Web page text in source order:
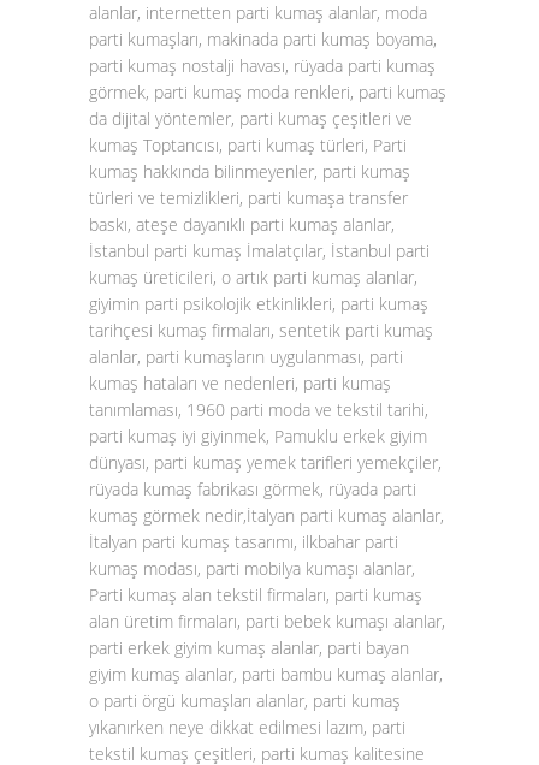
alanlar, internetten parti kumaş alanlar, moda
parti kumaşları, makinada parti kumaş boyama,
parti kumaş nostalji havası, rüyada parti kumaş
görmek, parti kumaş moda renkleri, parti kumaş
da dijital yöntemler, parti kumaş çeşitleri ve
kumaş Toptancısı, parti kumaş türleri, Parti
kumaş hakkında bilinmeyenler, parti kumaş
türleri ve temizlikleri, parti kumaşa transfer
baskı, ateşe dayanıklı parti kumaş alanlar,
İstanbul parti kumaş İmalatçılar, İstanbul parti
kumaş üreticileri, o artık parti kumaş alanlar,
giyimin parti psikolojik etkinlikleri, parti kumaş
tarihçesi kumaş firmaları, sentetik parti kumaş
alanlar, parti kumaşların uygulanması, parti
kumaş hataları ve nedenleri, parti kumaş
tanımlaması, 1960 parti moda ve tekstil tarihi,
parti kumaş iyi giyinmek, Pamuklu erkek giyim
dünyası, parti kumaş yemek tarifleri yemekçiler,
rüyada kumaş fabrikası görmek, rüyada parti
kumaş görmek nedir,İtalyan parti kumaş alanlar,
İtalyan parti kumaş tasarımı, ilkbahar parti
kumaş modası, parti mobilya kumaşı alanlar,
Parti kumaş alan tekstil firmaları, parti kumaş
alan üretim firmaları, parti bebek kumaşı alanlar,
parti erkek giyim kumaş alanlar, parti bayan
giyim kumaş alanlar, parti bambu kumaş alanlar,
o parti örgü kumaşları alanlar, parti kumaş
yıkanırken neye dikkat edilmesi lazım, parti
tekstil kumaş çeşitleri, parti kumaş kalitesine